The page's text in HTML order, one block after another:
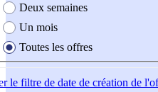
Deux semaines
Un mois
Toutes les offres
le filtre de date de création de